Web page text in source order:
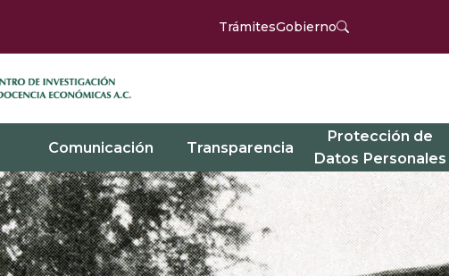
TrámitesGobierno
Comunicación Transparencia
Protección de
Datos Personales